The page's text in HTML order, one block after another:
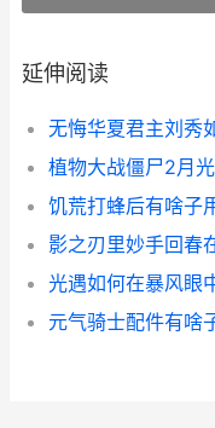
延伸阅读
无悔华夏君主刘秀
饥荒打蜂后有啥子
影之刃里妙手回春
光遇如何在暴风眼
元气骑士配件有啥